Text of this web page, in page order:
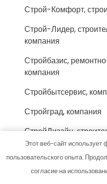
Строй-Комфорт,
Строй-Лидер,
компания
Стройбазис,
компания
Стройбытсервис,
Стройград, компания
СтройДизайн,
компания
Стройка,
Этот веб-сайт
пользовательского опыта.
согласие на